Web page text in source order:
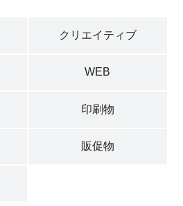
クリエイティブ
WEB
印刷物
販促物